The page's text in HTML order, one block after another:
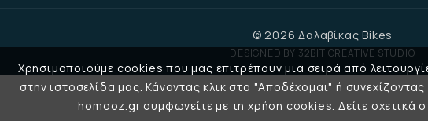
Χρησιμοποιούμε cookies που μας επιτρέπουν μια σειρά από
στην ιστοσελίδα μας. Κάνοντας κλικ στο "Αποδέχομαι" ή συνεχίζοντας
homooz.gr συμφωνείτε με τη χρήση cookies. Δείτε σχετικά
© 2026 Δαλαβίκας Bikes
DESIGNED BY 32BIT CREATIVE STUDIO